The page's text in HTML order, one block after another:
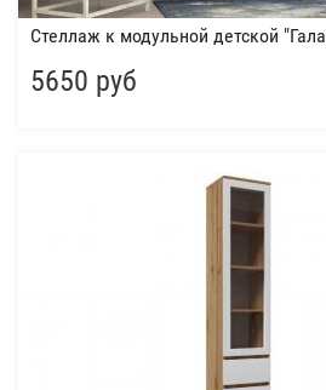
Стеллаж к модульной детской
5650 руб